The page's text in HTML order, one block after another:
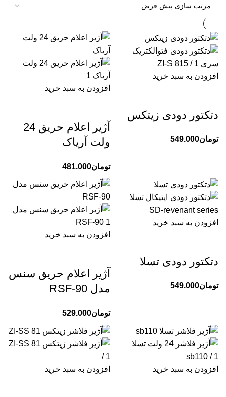
افزودن به سبد خرید
دتکتور دودی زیتکس
تومان549.000
افزودن به سبد خرید
آژیر اعلام حریق 24
ولت آریاک
تومان481.000
افزودن به سبد خرید
دتکتور دودی تسلا
تومان549.000
افزودن به سبد خرید
آژیر اعلام حریق سنس
مدل RSF-90
تومان529.000
افزودن به سبد خرید افزودن به سبد خرید